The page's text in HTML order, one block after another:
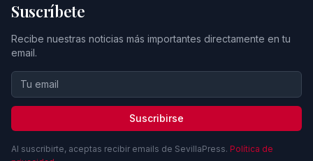
Suscríbete
Recibe nuestras noticias más importantes directamente en tu
email.
Suscribirse
Al suscribirte, aceptas recibir emails de SevillaPress. Política de